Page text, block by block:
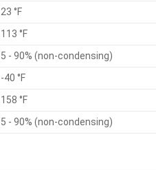
23 °F
113 °F
5 - 90% (non-condensing)
-40 °F
158 °F
5 - 90% (non-condensing)